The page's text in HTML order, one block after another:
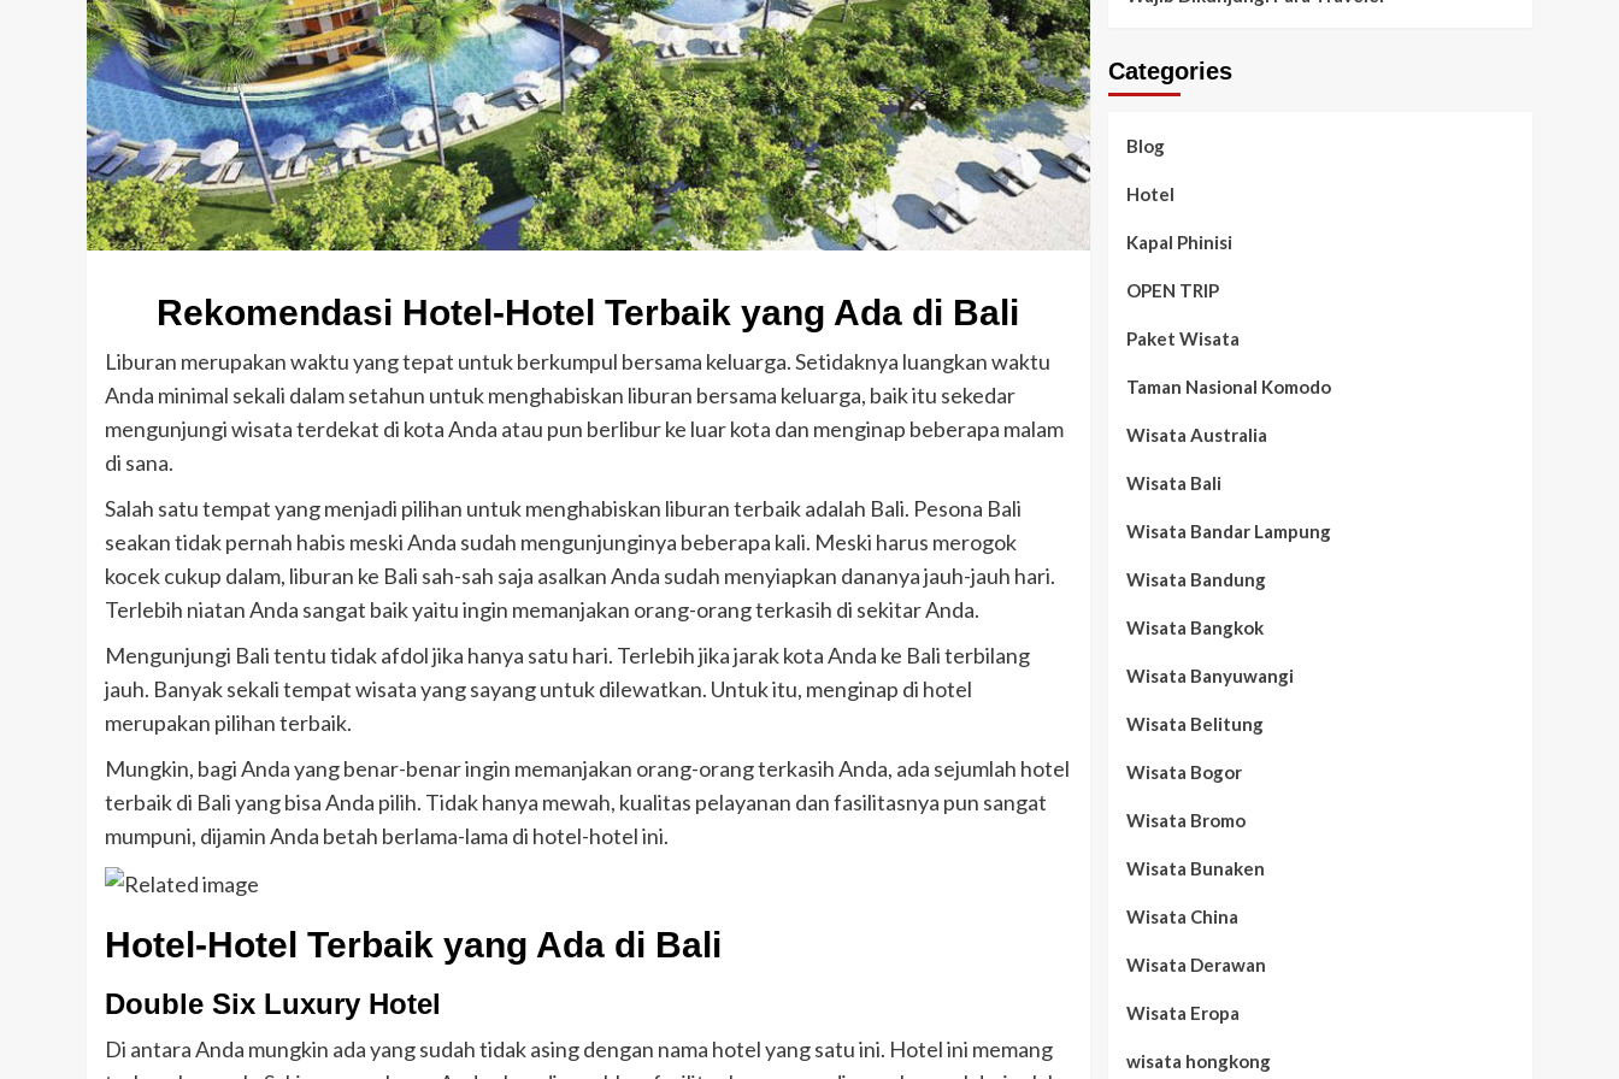
Rekomendasi Hotel-Hotel Terbaik yang Ada di Bali
Liburan merupakan waktu yang tepat untuk berkumpul bersama keluarga. Setidaknya luangkan waktu
Anda minimal sekali dalam setahun untuk menghabiskan liburan bersama keluarga, baik itu sekedar
mengunjungi wisata terdekat di kota Anda atau pun berlibur ke luar kota dan menginap beberapa malam
di sana.
Salah satu tempat yang menjadi pilihan untuk menghabiskan liburan terbaik adalah Bali. Pesona Bali
seakan tidak pernah habis meski Anda sudah mengunjunginya beberapa kali. Meski harus merogok
kocek cukup dalam, liburan ke Bali sah-sah saja asalkan Anda sudah menyiapkan dananya jauh-jauh hari.
Terlebih niatan Anda sangat baik yaitu ingin memanjakan orang-orang terkasih di sekitar Anda.
Mengunjungi Bali tentu tidak afdol jika hanya satu hari. Terlebih jika jarak kota Anda ke Bali terbilang
jauh. Banyak sekali tempat wisata yang sayang untuk dilewatkan. Untuk itu, menginap di hotel
merupakan pilihan terbaik.
Mungkin, bagi Anda yang benar-benar ingin memanjakan orang-orang terkasih Anda, ada sejumlah hotel
terbaik di Bali yang bisa Anda pilih. Tidak hanya mewah, kualitas pelayanan dan fasilitasnya pun sangat
mumpuni, dijamin Anda betah berlama-lama di hotel-hotel ini.
Hotel-Hotel Terbaik yang Ada di Bali
Double Six Luxury Hotel
Di antara Anda mungkin ada yang sudah tidak asing dengan nama hotel yang satu ini. Hotel ini memang
Categories
Blog
Hotel
Kapal Phinisi
OPEN TRIP
Paket Wisata
Taman Nasional Komodo
Wisata Australia
Wisata Bali
Wisata Bandar Lampung
Wisata Bandung
Wisata Bangkok
Wisata Banyuwangi
Wisata Belitung
Wisata Bogor
Wisata Bromo
Wisata Bunaken
Wisata China
Wisata Derawan
Wisata Eropa
wisata hongkong